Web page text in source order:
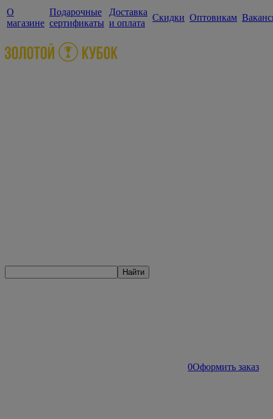
О
магазине
Подарочные
сертификаты
Доставка
и оплата
Скидки Оптовикам
Найти
0Оформить заказ